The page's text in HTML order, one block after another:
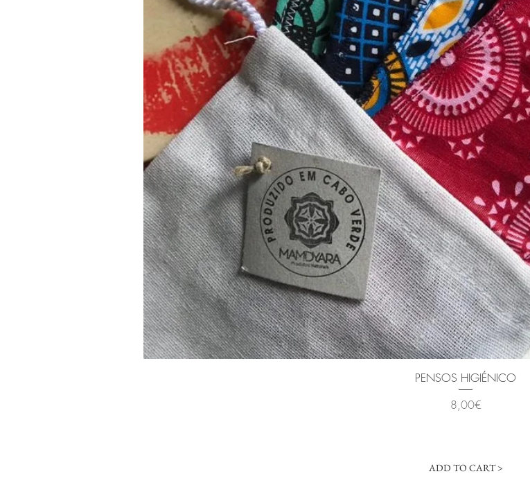
Quick View
PENSOS HIGIÉNICO
Price
8,00€
ADD TO CART >